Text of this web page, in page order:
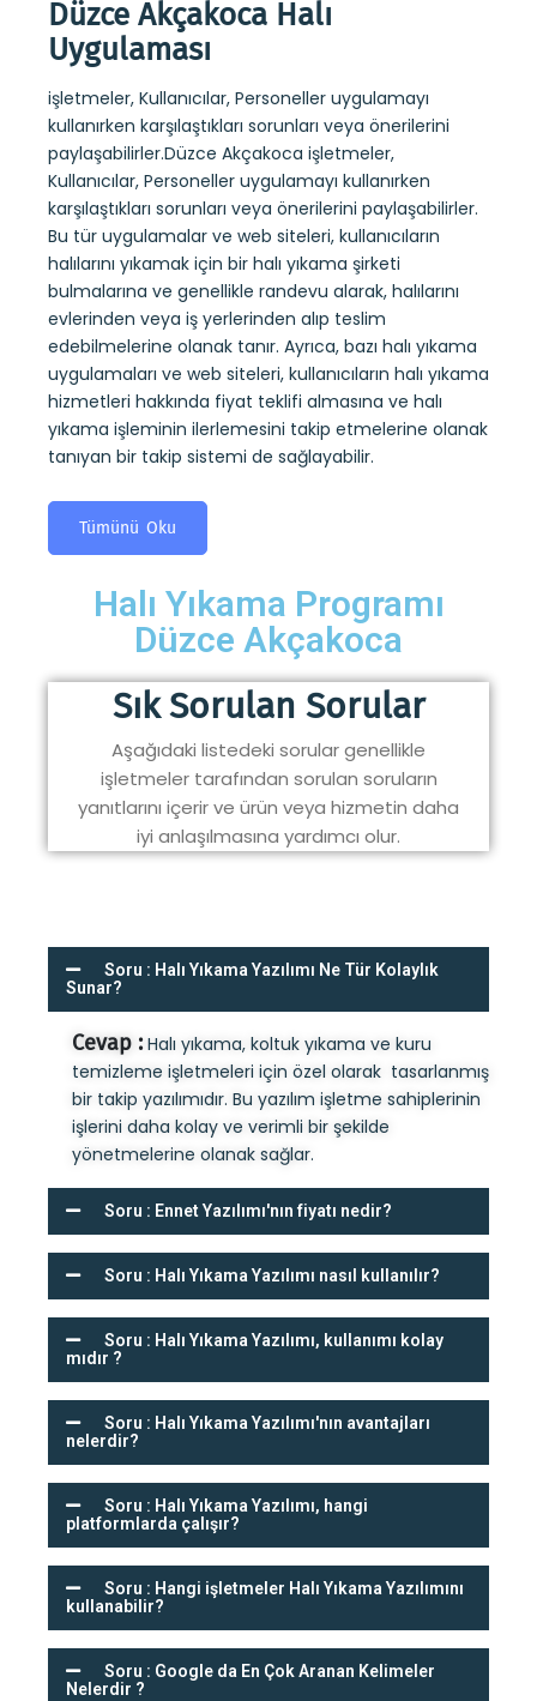
Düzce Akçakoca Halı
Uygulaması
işletmeler, Kullanıcılar, Personeller uygulamayı
kullanırken karşılaştıkları sorunları veya önerilerini
paylaşabilirler.Düzce Akçakoca işletmeler,
Kullanıcılar, Personeller uygulamayı kullanırken
karşılaştıkları sorunları veya önerilerini paylaşabilirler.
Bu tür uygulamalar ve web siteleri, kullanıcıların
halılarını yıkamak için bir halı yıkama şirketi
bulmalarına ve genellikle randevu alarak, halılarını
evlerinden veya iş yerlerinden alıp teslim
edebilmelerine olanak tanır. Ayrıca, bazı halı yıkama
uygulamaları ve web siteleri, kullanıcıların halı yıkama
hizmetleri hakkında fiyat teklifi almasına ve halı
yıkama işleminin ilerlemesini takip etmelerine olanak
tanıyan bir takip sistemi de sağlayabilir.
Tümünü Oku
Halı Yıkama Programı
Düzce Akçakoca
Sık Sorulan Sorular
Aşağıdaki listedeki sorular genellikle
işletmeler tarafından sorulan soruların
yanıtlarını içerir ve ürün veya hizmetin daha
iyi anlaşılmasına yardımcı olur.
Soru : Halı Yıkama Yazılımı Ne Tür Kolaylık
Sunar?
Cevap :Halı yıkama, koltuk yıkama ve kuru
temizleme işletmeleri için özel olarak tasarlanmış
bir takip yazılımıdır. Bu yazılım işletme sahiplerinin
işlerini daha kolay ve verimli bir şekilde
yönetmelerine olanak sağlar.
Soru : Ennet Yazılımı'nın fiyatı nedir?
Soru : Halı Yıkama Yazılımı nasıl kullanılır?
Soru : Halı Yıkama Yazılımı, kullanımı kolay
mıdır ?
Soru : Halı Yıkama Yazılımı'nın avantajları
nelerdir?
Soru : Halı Yıkama Yazılımı, hangi
platformlarda çalışır?
Soru : Hangi işletmeler Halı Yıkama Yazılımını
kullanabilir?
Soru : Google da En Çok Aranan Kelimeler
Nelerdir ?